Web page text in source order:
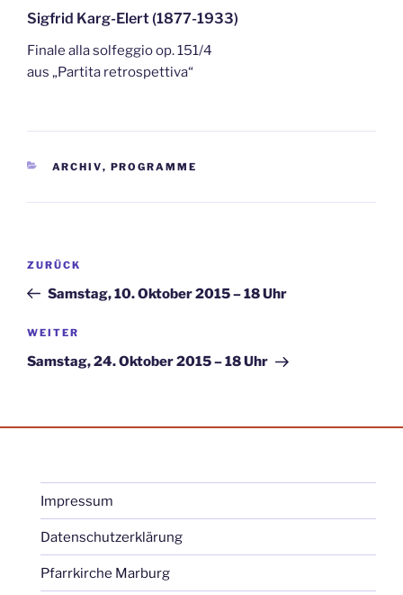
Sigfrid Karg-Elert (1877-1933)
Finale alla solfeggio op. 151/4
aus „Partita retrospettiva“
KATEGORIEN
ARCHIV, PROGRAMME
Beitragsnavigation
Vorheriger
Beitrag
ZURÜCK
Samstag, 10. Oktober 2015 – 18 Uhr
Nächster
Beitrag
WEITER
Samstag, 24. Oktober 2015 – 18 Uhr
Impressum
Datenschutzerklärung
Pfarrkirche Marburg